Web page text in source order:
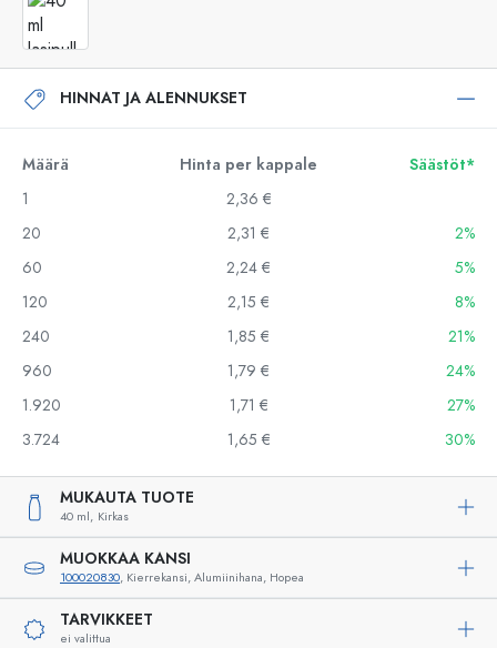
HINNAT JA ALENNUKSET
Määrä Hinta per kappale
Säästöt*
1
2,36 €
20
2,31 €
2%
60
2,24 €
5%
120
2,15 €
8%
240
1,85 €
21%
960
1,79 €
24%
1.920
1,71 €
27%
3.724
1,65 € 30%
MUKAUTA TUOTE
40 ml, Kirkas
MUOKKAA KANSI
100020830, Kierrekansi, Alumiinihana, Hopea
TARVIKKEET
ei valittua